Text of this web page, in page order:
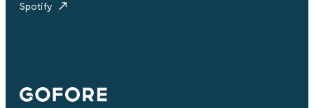
Spotify
Gofore